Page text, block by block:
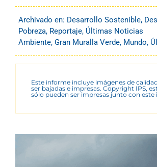
Archivado en: Desarrollo Sostenible,
Pobreza, Reportaje, Últimas Noticias
Ambiente, Gran Muralla Verde, Mundo,
Este informe incluye imágenes de
ser bajadas e impresas. Copyright IPS,
sólo pueden ser impresas junto con